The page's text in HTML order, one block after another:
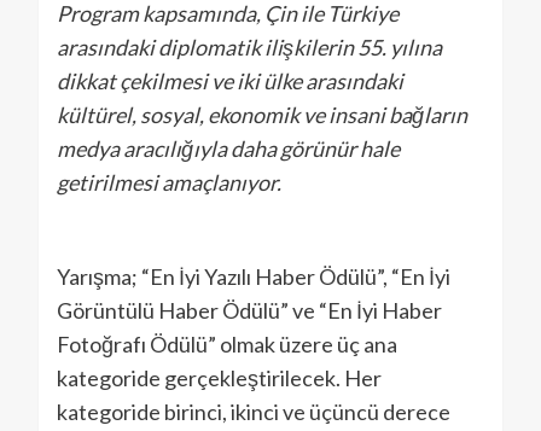
Program kapsamında, Çin ile Türkiye
arasındaki diplomatik ilişkilerin 55. yılına
dikkat çekilmesi ve iki ülke arasındaki
kültürel, sosyal, ekonomik ve insani bağların
medya aracılığıyla daha görünür hale
getirilmesi amaçlanıyor.
Yarışma; “En İyi Yazılı Haber Ödülü”, “En İyi
Görüntülü Haber Ödülü” ve “En İyi Haber
Fotoğrafı Ödülü” olmak üzere üç ana
kategoride gerçekleştirilecek. Her
kategoride birinci, ikinci ve üçüncü derece